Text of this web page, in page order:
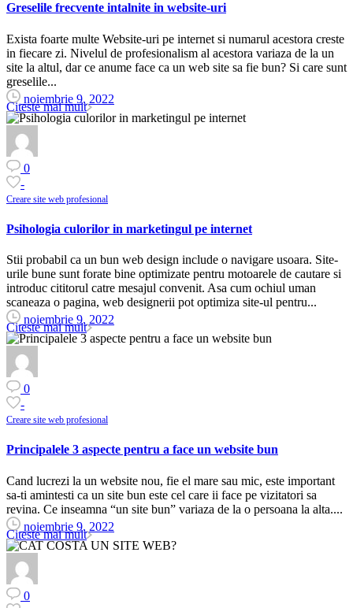
Greselile frecvente intalnite in website-uri
Exista foarte multe Website-uri pe internet si numarul acestora creste
in fiecare zi. Nivelul de profesionalism al acestora variaza de la un
site la altul, dar ce anume face ca un web site sa fie bun? Si care sunt
greselile...
noiembrie 9, 2022
Citeste mai mult
0
-
Creare site web profesional
Psihologia culorilor in marketingul pe internet
Stii probabil ca un bun web design include o navigare usoara. Site-
urile bune sunt forate bine optimizate pentru motoarele de cautare si
introduc cititorul catre mesajul convenit. Asa cum ochiul uman
scaneaza o pagina, web designerii pot optimiza site-ul pentru...
noiembrie 9, 2022
Citeste mai mult
0
-
Creare site web profesional
Principalele 3 aspecte pentru a face un website bun
Cand lucrezi la un website nou, fie el mare sau mic, este important
sa-ti amintesti ca un site bun este cel care ii face pe vizitatori sa
revina. Ce inseamna “un site bun” variaza de la o persoana la alta....
noiembrie 9, 2022
Citeste mai mult
0